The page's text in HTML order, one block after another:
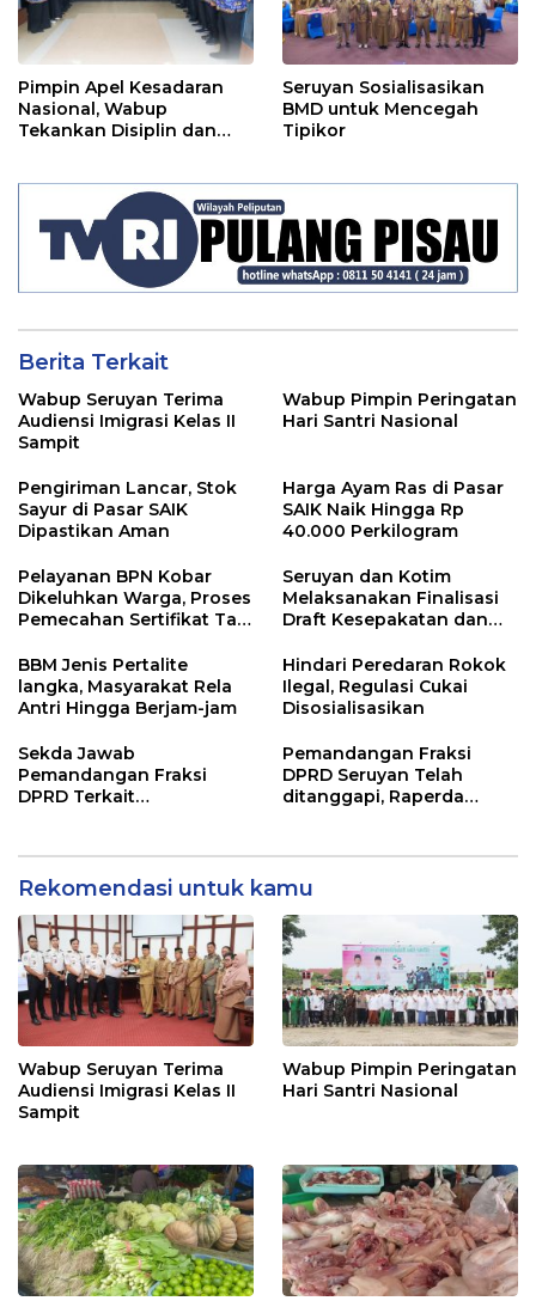
Pimpin Apel Kesadaran
Nasional, Wabup
Tekankan Disiplin dan
Seruyan Sosialisasikan
BMD untuk Mencegah
Tipikor
Berita Terkait
Wabup Seruyan Terima
Audiensi Imigrasi Kelas II
Sampit
Wabup Pimpin Peringatan
Hari Santri Nasional
Pengiriman Lancar, Stok
Sayur di Pasar SAIK
Dipastikan Aman
Harga Ayam Ras di Pasar
SAIK Naik Hingga Rp
40.000 Perkilogram
Pelayanan BPN Kobar
Dikeluhkan Warga, Proses
Pemecahan Sertifikat Tak
Seruyan dan Kotim
Melaksanakan Finalisasi
Draft Kesepakatan dan
BBM Jenis Pertalite
langka, Masyarakat Rela
Antri Hingga Berjam-jam
Hindari Peredaran Rokok
Ilegal, Regulasi Cukai
Disosialisasikan
Sekda Jawab
Pemandangan Fraksi
DPRD Terkait
2024
Pemandangan Fraksi
DPRD Seruyan Telah
ditanggapi, Raperda
Rekomendasi untuk kamu
Wabup Seruyan Terima
Audiensi Imigrasi Kelas II
Sampit
Wabup Pimpin Peringatan
Hari Santri Nasional